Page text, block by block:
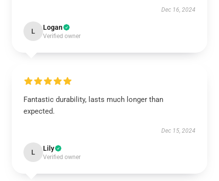
Dec 16, 2024
L Logan
Verified owner
Fantastic durability, lasts much longer than
expected.
Dec 15, 2024
L Lily
Verified owner